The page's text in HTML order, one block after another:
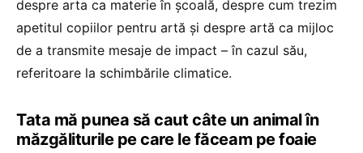
despre arta ca materie în școală, despre cum trezim
apetitul copiilor pentru artă și despre artă ca mijloc
de a transmite mesaje de impact – în cazul său,
referitoare la schimbările climatice.
Tata mă punea să caut câte un animal în
măzgăliturile pe care le făceam pe foaie